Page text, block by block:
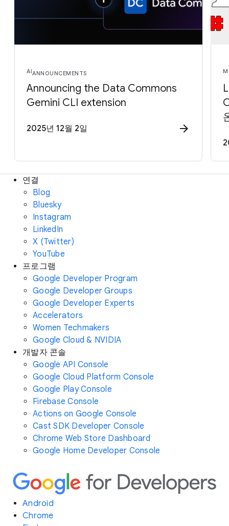
AIANNOUNCEMENTS
Announcing the Data Commons
Gemini CLI extension
2025년 12월 2일
연결
Blog
Bluesky
Instagram
LinkedIn
X (Twitter)
YouTube
프로그램
Google Developer Program
Google Developer Groups
Google Developer Experts
Accelerators
Women Techmakers
Google Cloud & NVIDIA
개발자 콘솔
Google API Console
Google Cloud Platform Console
Google Play Console
Firebase Console
Actions on Google Console
Cast SDK Developer Console
Chrome Web Store Dashboard
Google Home Developer Console
Android
Chrome